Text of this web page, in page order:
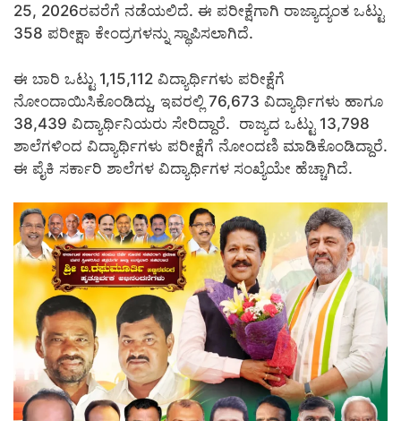
25, 2026ರವರೆಗೆ ನಡೆಯಲಿದೆ. ಈ ಪರೀಕ್ಷೆಗಾಗಿ ರಾಜ್ಯಾದ್ಯಂತ ಒಟ್ಟು
358 ಪರೀಕ್ಷಾ ಕೇಂದ್ರಗಳನ್ನು ಸ್ಥಾಪಿಸಲಾಗಿದೆ.
ಈ ಬಾರಿ ಒಟ್ಟು 1,15,112 ವಿದ್ಯಾರ್ಥಿಗಳು ಪರೀಕ್ಷೆಗೆ
ನೋಂದಾಯಿಸಿಕೊಂಡಿದ್ದು, ಇವರಲ್ಲಿ 76,673 ವಿದ್ಯಾರ್ಥಿಗಳು ಹಾಗೂ
38,439 ವಿದ್ಯಾರ್ಥಿನಿಯರು ಸೇರಿದ್ದಾರೆ. ರಾಜ್ಯದ ಒಟ್ಟು 13,798
ಶಾಲೆಗಳಿಂದ ವಿದ್ಯಾರ್ಥಿಗಳು ಪರೀಕ್ಷೆಗೆ ನೋಂದಣಿ ಮಾಡಿಕೊಂಡಿದ್ದಾರೆ.
ಈ ಪೈಕಿ ಸರ್ಕಾರಿ ಶಾಲೆಗಳ ವಿದ್ಯಾರ್ಥಿಗಳ ಸಂಖ್ಯೆಯೇ ಹೆಚ್ಚಾಗಿದೆ.